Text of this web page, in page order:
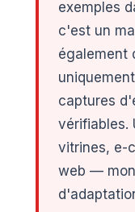
exemples
c'est un
également
captures
vérifiables.
vitrines, e-
web —